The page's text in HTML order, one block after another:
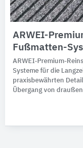
ARWEI-
Fußmatten-
ARWEI-Premium-
Systeme für die
praxisbewährten
Übergang von